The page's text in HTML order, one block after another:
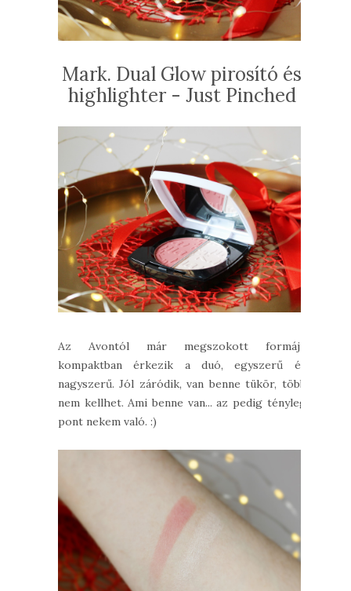
Mark. Dual Glow pirosító és
highlighter - Just Pinched
Az Avontól már megszokott formájú
kompaktban érkezik a duó, egyszerű és
nagyszerű. Jól záródik, van benne tükör, több
nem kellhet. Ami benne van... az pedig tényleg
pont nekem való. :)